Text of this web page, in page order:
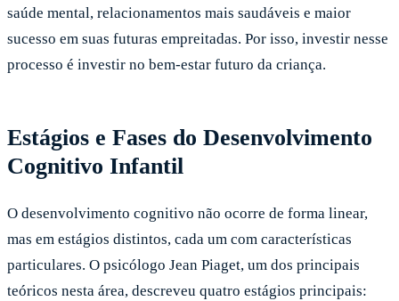
saúde mental, relacionamentos mais saudáveis e maior
sucesso em suas futuras empreitadas. Por isso, investir nesse
processo é investir no bem-estar futuro da criança.
Estágios e Fases do Desenvolvimento
Cognitivo Infantil
O desenvolvimento cognitivo não ocorre de forma linear,
mas em estágios distintos, cada um com características
particulares. O psicólogo Jean Piaget, um dos principais
teóricos nesta área, descreveu quatro estágios principais: